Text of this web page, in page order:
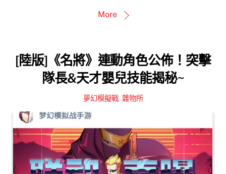
More
[陸版]《名將》連動角色公佈！突擊
隊長&天才嬰兒技能揭秘~
夢幻模擬戰, 雜物所